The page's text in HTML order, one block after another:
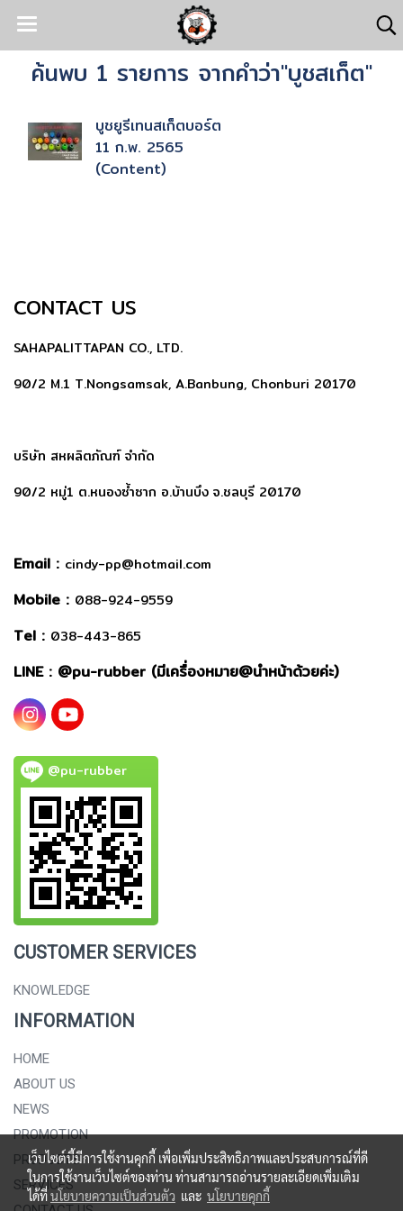
ค้นพบ 1 รายการ จากคำว่า"บูชสเก็ต"
บูชยูรีเทนสเก็ตบอร์ต
11 ก.พ. 2565
(Content)
CONTACT US
SAHAPALITTAPAN CO., LTD.
90/2 M.1 T.Nongsamsak, A.Banbung, Chonburi 20170
บริษัท สหผลิตภัณฑ์ จำกัด
90/2 หมู่1 ต.หนองซ้ำซาก อ.บ้านบึง จ.ชลบุรี 20170
Email : cindy-pp@hotmail.com
Mobile : 088-924-9559
Tel : 038-443-865
LINE : @pu-rubber (มีเครื่องหมาย@นำหน้าด้วยค่ะ)
@pu-rubber
CUSTOMER SERVICES
KNOWLEDGE
INFORMATION
HOME
ABOUT US
NEWS
PROMOTION
PRODUCTS
SERVICES
เว็บไซต์นี้มีการใช้งานคุกกี้ เพื่อเพิ่มประสิทธิภาพและประสบการณ์ที่ดี
ในการใช้งานเว็บไซต์ของท่าน ท่านสามารถอ่านรายละเอียดเพิ่มเติม
ได้ที่นโยบายความเป็นส่วนตัว และ นโยบายคุกกี้